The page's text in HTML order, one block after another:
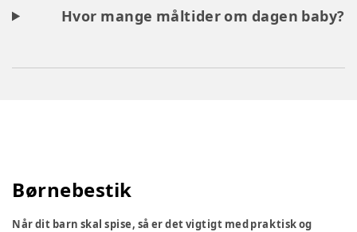
Hvor mange måltider om dagen baby?
Børnebestik
Når dit barn skal spise, så er det vigtigt med praktisk og